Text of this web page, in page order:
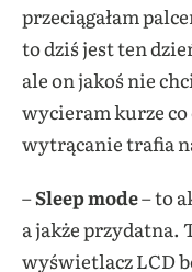
przeciągałam
to dziś jest ten
ale on jakoś nie
wycieram kurze co
wytrącanie trafia
–Sleep mode– to
a jakże przydatna.
wyświetlacz LCD